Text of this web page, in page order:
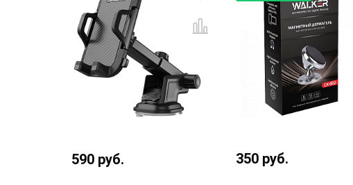
590 руб. 350 руб.